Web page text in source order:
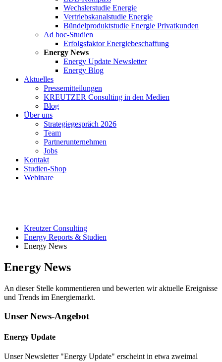
Wechslerstudie Energie
Vertriebskanalstudie Energie
Bündelproduktstudie Energie Privatkunden
Ad hoc-Studien
Erfolgsfaktor Energiebeschaffung
Energy News
Energy Update Newsletter
Energy Blog
Aktuelles
Pressemitteilungen
KREUTZER Consulting in den Medien
Blog
Über uns
Strategiegespräch 2026
Team
Partnerunternehmen
Jobs
Kontakt
Studien-Shop
Webinare
Kreutzer Consulting
Energy Reports & Studien
Energy News
Energy News
An dieser Stelle kommentieren und bewerten wir aktuelle Ereignisse
und Trends im Energiemarkt.
Unser News-Angebot
Energy Update
Unser Newsletter "Energy Update" erscheint in etwa zweimal